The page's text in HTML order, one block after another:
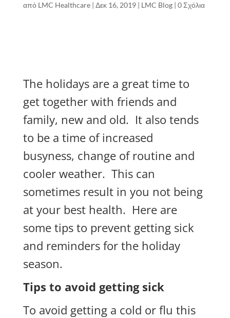
από LMC Healthcare| Δεκ 16, 2019| LMC Blog| 0 Σχόλια
The holidays are a great time to
get together with friends and
family, new and old. It also tends
to be a time of increased
busyness, change of routine and
cooler weather. This can
sometimes result in you not being
at your best health. Here are
some tips to prevent getting sick
and reminders for the holiday
season.
Tips to avoid getting sick
To avoid getting a cold or flu this